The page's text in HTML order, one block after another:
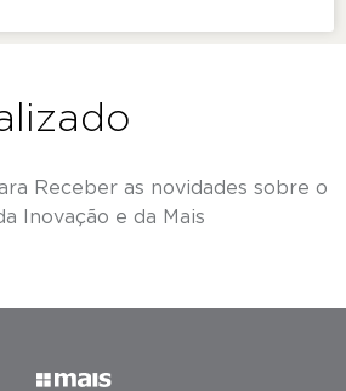
Receber as novidades sobre o
Inovação e da Mais